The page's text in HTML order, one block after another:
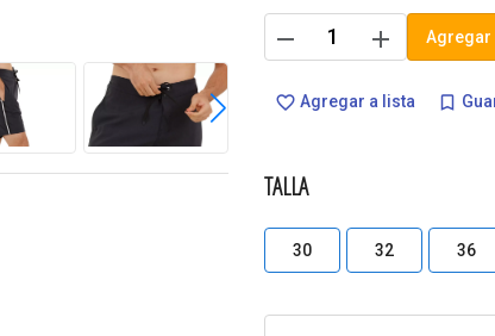
remove add Agregar
favorite_border Agregar a lista bookmark_border
TALLA
30 32 36